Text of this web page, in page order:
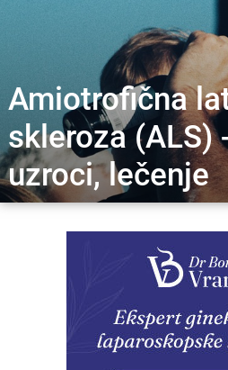
Amiotrofična
skleroza (ALS)
uzroci, lečenje